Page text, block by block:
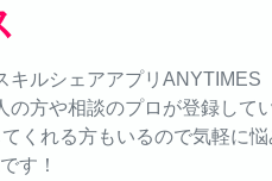
キルシェアアプリANYTIMES
の方や相談のプロが登録して
くれる方もいるので気軽に
す！